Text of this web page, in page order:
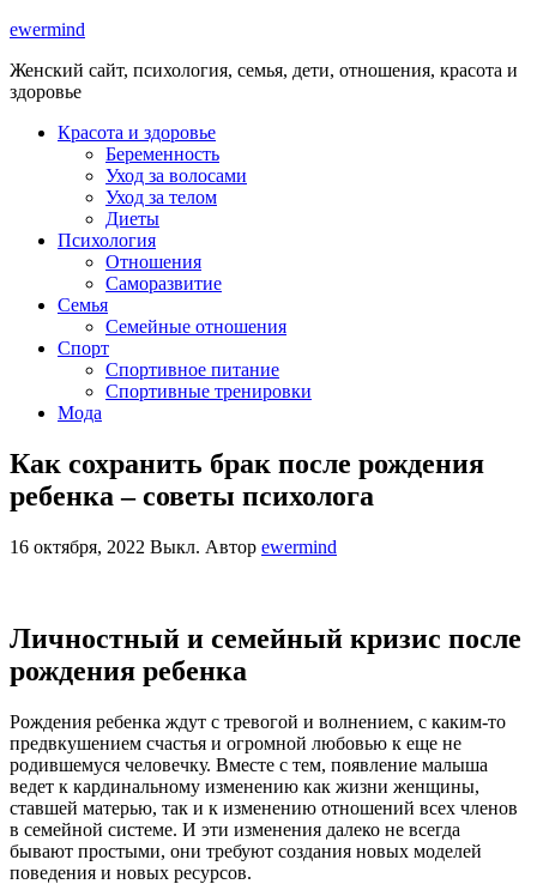
ewermind
Женский сайт, психология, семья, дети, отношения, красота и
здоровье
Красота и здоровье
Беременность
Уход за волосами
Уход за телом
Диеты
Психология
Отношения
Саморазвитие
Семья
Семейные отношения
Спорт
Спортивное питание
Спортивные тренировки
Мода
Как сохранить брак после рождения
ребенка – советы психолога
16 октября, 2022 Выкл. Автор ewermind
Личностный и семейный кризис после
рождения ребенка
Рождения ребенка ждут с тревогой и волнением, с каким-то
предвкушением счастья и огромной любовью к еще не
родившемуся человечку. Вместе с тем, появление малыша
ведет к кардинальному изменению как жизни женщины,
ставшей матерью, так и к изменению отношений всех членов
в семейной системе. И эти изменения далеко не всегда
бывают простыми, они требуют создания новых моделей
поведения и новых ресурсов.